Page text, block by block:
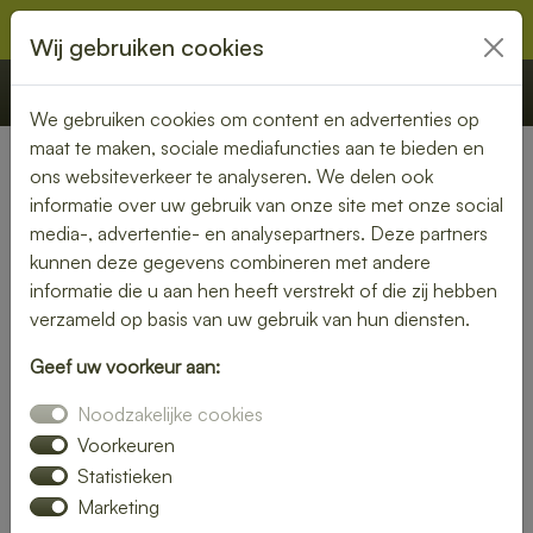
€ 0,00 Offerte Bestellen
Nederland»Noord-Brabant» Zevenbergen
Verse lunch laten bezorgen in
Zevenbergen – geniet zonder
zorgen
bezorgservice in Zevenbergen. Van knapperige broodjes tot
kleurrijke salades – wij bezorgen jouw favoriete
lunchgerechten precies wanneer jij het nodig hebt. Ideaal
voor thuis, op kantoor of tijdens een vergadering.
Wij gebruiken cookies
We gebruiken cookies om content en advertenties op
maat te maken, sociale mediafuncties aan te bieden en
ons websiteverkeer te analyseren. We delen ook
informatie over uw gebruik van onze site met onze social
media-, advertentie- en analysepartners. Deze partners
kunnen deze gegevens combineren met andere
informatie die u aan hen heeft verstrekt of die zij hebben
verzameld op basis van uw gebruik van hun diensten.
Geef uw voorkeur aan:
Noodzakelijke cookies
Voorkeuren
Statistieken
Marketing